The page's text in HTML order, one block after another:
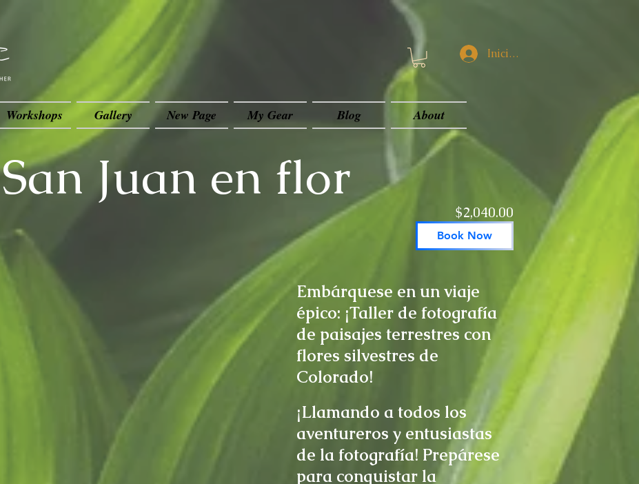
Iniciar sesión
Workshops Gallery New Page My Gear Blog About
San Juan en flor
$2,040.00
Book Now
Embárquese en un viaje
épico: ¡Taller de fotografía
de paisajes terrestres con
flores silvestres de
Colorado!
¡Llamando a todos los
aventureros y entusiastas
de la fotografía! Prepárese
para conquistar la